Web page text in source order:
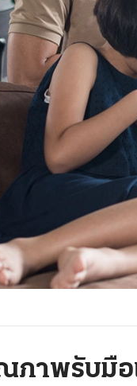
าพรับมือ